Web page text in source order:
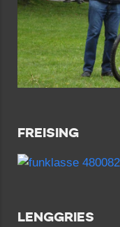
FREISING
LENGGRIES